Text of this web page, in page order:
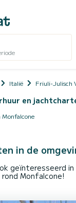
Italië Friuli-Julisch
en
in de
geïnteresseerd in
Monfalcone!